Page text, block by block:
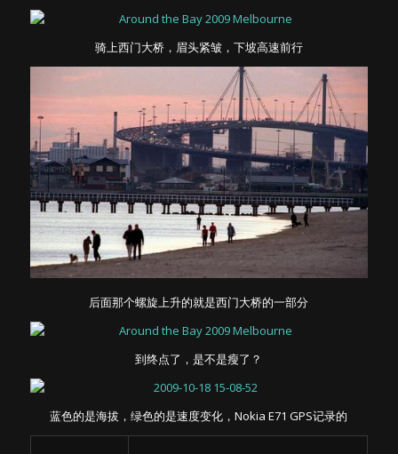
骑上西门大桥，眉头紧皱，下坡高速前行
后面那个螺旋上升的就是西门大桥的一部分
到终点了，是不是瘦了？
蓝色的是海拔，绿色的是速度变化，Nokia E71 GPS记录的